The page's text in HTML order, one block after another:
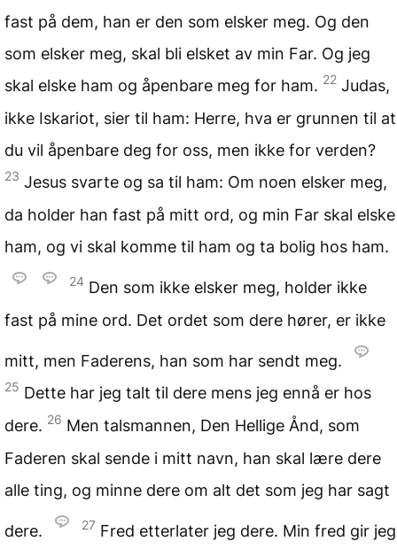
fast på dem, han er den som elsker meg. Og den
som elsker meg, skal bli elsket av min Far. Og jeg
skal elske ham og åpenbare meg for ham. 22 Judas,
ikke Iskariot, sier til ham: Herre, hva er grunnen til at
du vil åpenbare deg for oss, men ikke for verden?
23 Jesus svarte og sa til ham: Om noen elsker meg,
da holder han fast på mitt ord, og min Far skal elske
ham, og vi skal komme til ham og ta bolig hos ham.
24 Den som ikke elsker meg, holder ikke
fast på mine ord. Det ordet som dere hører, er ikke
mitt, men Faderens, han som har sendt meg.
25 Dette har jeg talt til dere mens jeg ennå er hos
dere. 26 Men talsmannen, Den Hellige Ånd, som
Faderen skal sende i mitt navn, han skal lære dere
alle ting, og minne dere om alt det som jeg har sagt
dere. 27 Fred etterlater jeg dere. Min fred gir jeg